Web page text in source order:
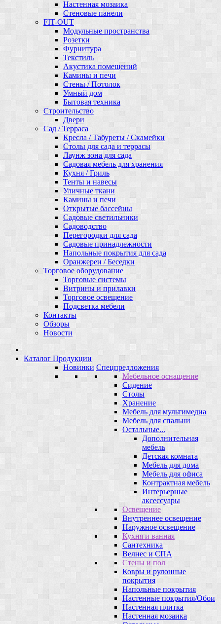
Настенная мозаика
Стеновые панели
FIT-OUT
Модульные пространства
Розетки
Фурнитура
Текстиль
Акустика помещений
Камины и печи
Стены / Потолок
Умный дом
Бытовая техника
Строительство
Двери
Сад / Терраса
Кресла / Табуреты / Скамейки
Столы для сада и террасы
Лаунж зона для сада
Садовая мебель для хранения
Кухня / Гриль
Тенты и навесы
Уличные ткани
Камины и печи
Открытые бассейны
Садовые светильники
Садоводство
Перегородки для сада
Садовые принадлежности
Напольные покрытия для сада
Оранжереи / Беседки
Торговое оборудование
Торговые системы
Витрины и прилавки
Торговое освещение
Подсветка мебели
Контакты
Обзоры
Новости
Каталог Продукции
Новинки Спецпредложения
Мебельное оснащение
Сидение
Столы
Хранение
Мебель для мультимедиа
Мебель для спальни
Остальные...
Дополнительная
мебель
Детская комната
Мебель для дома
Мебель для офиса
Контрактная мебель
Интерьерные
аксессуары
Освещение
Внутреннее освещение
Наружное освещение
Кухня и ванная
Сантехника
Велнес и СПА
Стены и пол
Ковры и рулонные
покрытия
Напольные покрытия
Настенные покрытия/Обои
Настенная плитка
Настенная мозаика